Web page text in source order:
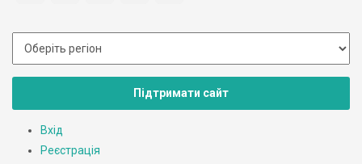
Підтримати сайт
Вхід
Реєстрація